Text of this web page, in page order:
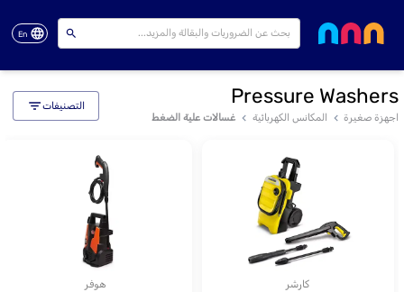
En
Pressure Washers
اجهزة صغيرة المكانس الكهربائية غسالات علية الضغط
كارشر هوفر
التصنيفات